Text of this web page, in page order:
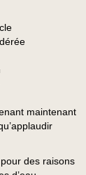
maintenant
des raisons